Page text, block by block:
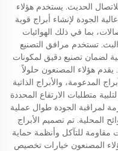
الحديث. يستخدم هؤلاء
الجودة لإنشاء أبراج قوية
بما في ذلك الهوائيات
تستخدم مرافق التصنيع
لضمان تصنيع دقيق لمكونات
يقدم هؤلاء المصنعون حلولاً
المدعومة، والأبراج الذاتية
متطلبات الارتفاع المحددة
لمراقبة الجودة طوال عملية
المحلية. تم تصميم الأبراج
مقاومة للتآكل وأنظمة حماية
المصنعون خيارات تخصيص